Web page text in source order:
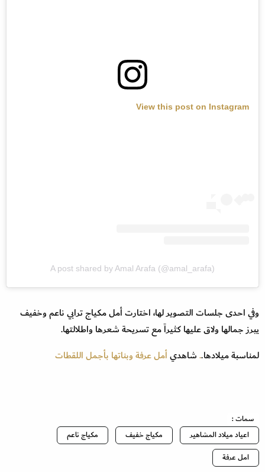
View this post on Instagram
A post shared by Amal Arafa (@amal_arafa)
وفي احدى جلسات التصوير لها، اختارت أمل مكياج ترابي ناعم وخفيف
يبرز جمالها ولاق عليها كثيراً مع تسريحة شعرها واطلالتها.
لمناسبة ميلادها..شاهديأمل عرفة وبناتها بأجمل اللقطات
سمات :
اعياد ميلاد المشاهير
مكياج خفيف
مكياج ناعم
امل عرفة